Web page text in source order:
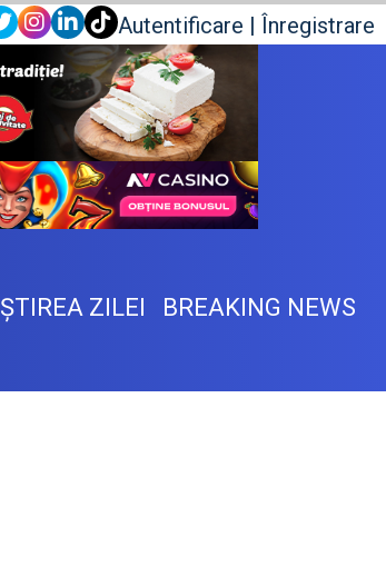
Autentificare | Înregistrare
ŞTIREA ZILEI BREAKING NEWS